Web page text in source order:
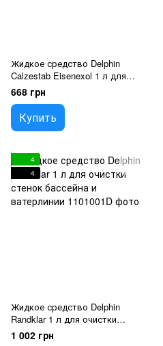
Жидкое средство Delphin
Calzestab Eisenexol 1 л для
очистки мутной воды в
бассейне
668 грн
Купить
4
4
Жидкое средство Delphin
Randklar 1 л для очистки
стенок бассейна и ватерлинии
1 002 грн